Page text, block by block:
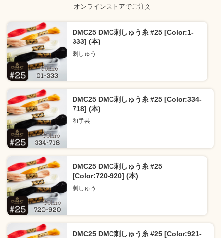
オンラインストアでご注文
DMC25 DMC刺しゅう糸 #25 [Color:1-
333] (本)
刺しゅう
DMC25 DMC刺しゅう糸 #25 [Color:334-
718] (本)
和手芸
DMC25 DMC刺しゅう糸 #25
[Color:720-920] (本)
刺しゅう
DMC25 DMC刺しゅう糸 #25 [Color:921-